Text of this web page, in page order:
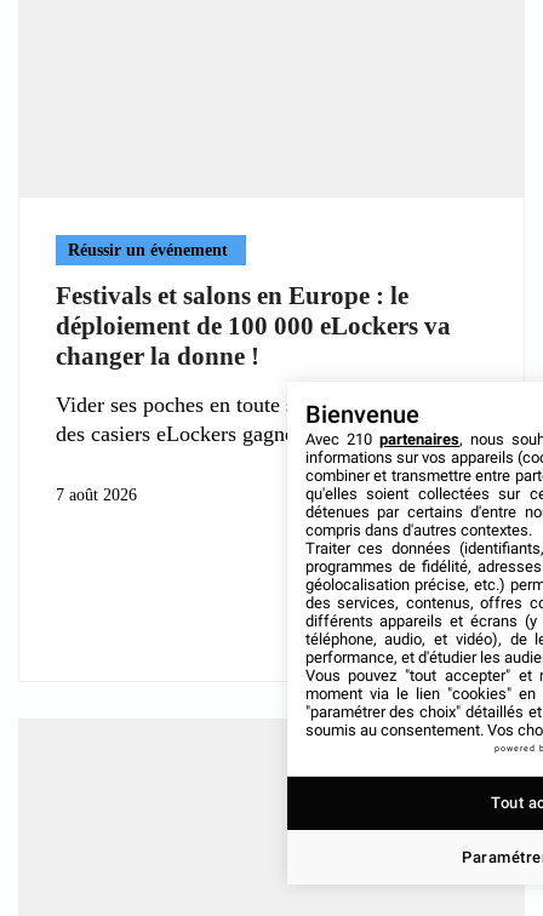
Réussir un événement
Festivals et salons en Europe : le
déploiement de 100 000 eLockers va
changer la donne !
Vider ses poches en toute sécurité : la déferlante
des casiers eLockers gagne
7 août 2026
Bienvenue
Avec 210 partenaires, nous
informations sur vos appareils
combiner et transmettre entre
qu'elles soient collectées sur
détenues par certains d'entre
compris dans d'autres contextes.
Traiter ces données
programmes de fidélité,
géolocalisation précise, etc.)
des services, contenus, offres
différents appareils et écrans (y
téléphone, audio, et vidéo), de
performance, et d'étudier les
Vous pouvez "tout accepter" et
moment via le lien "cookies" en
"paramétrer des choix" détaillés
soumis au consentement. Vos
powered
Tout